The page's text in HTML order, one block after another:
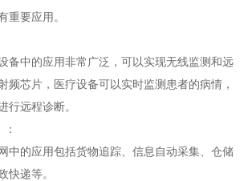
重要应用。
中的应用非常广泛，可以实现无线监测和远
频芯片，医疗设备可以实时监测患者的病情，
行远程诊断。
的应用包括货物追踪、信息自动采集、仓储
快递等。